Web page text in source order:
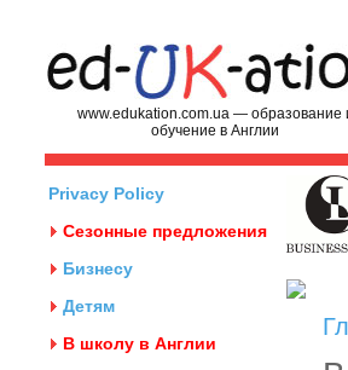
www.edukation.com.ua — образование
обучение в Англии
Privacy Policy
Сезонные предложения
Бизнесу
Детям
В школу в Англии